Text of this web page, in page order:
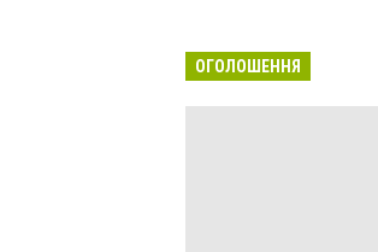
ОГОЛОШЕННЯ